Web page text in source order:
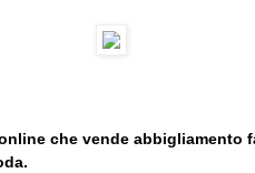
che vende abbigliamento